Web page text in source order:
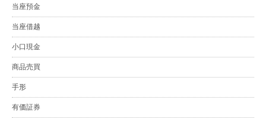
当座預金
当座借越
小口現金
商品売買
手形
有価証券